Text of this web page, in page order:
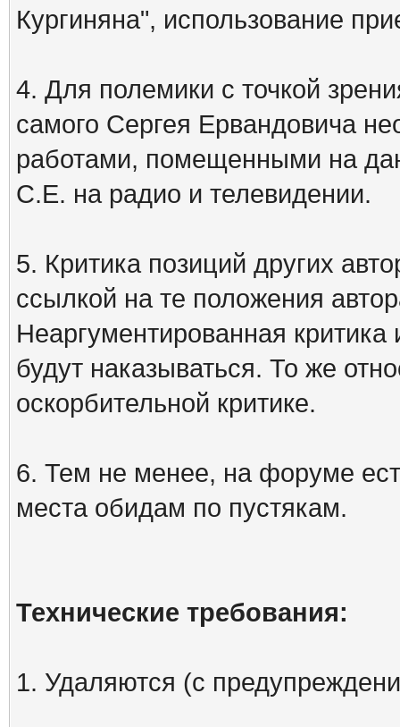
Кургиняна", использование
4. Для полемики с точкой
самого Сергея Ервандовича
работами, помещенными на
С.Е. на радио и телевидении.
5. Критика позиций других
ссылкой на те положения
Неаргументированная
будут наказываться. То же
оскорбительной критике.
6. Тем не менее, на форуме
места обидам по пустякам.
Технические требования:
1. Удаляются (с